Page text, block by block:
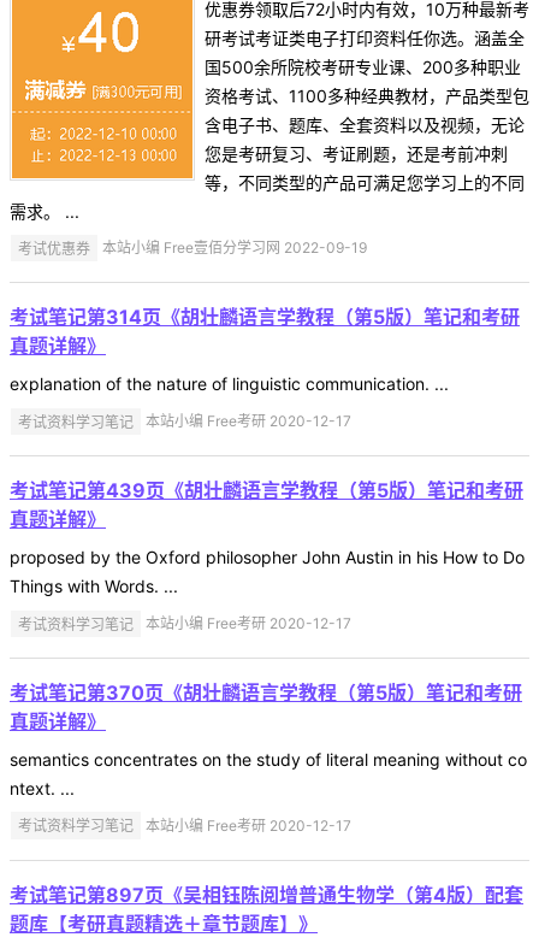
优惠券领取后72小时内有效，10万种最新考
研考试考证类电子打印资料任你选。涵盖全
国500余所院校考研专业课、200多种职业
资格考试、1100多种经典教材，产品类型包
含电子书、题库、全套资料以及视频，无论
您是考研复习、考证刷题，还是考前冲刺
等，不同类型的产品可满足您学习上的不同
需求。 ...
考试优惠券 本站小编 Free壹佰分学习网 2022-09-19
考试笔记第314页《胡壮麟语言学教程（第5版）笔记和考研
真题详解》
explanation of the nature of linguistic communication. ...
考试资料学习笔记 本站小编 Free考研 2020-12-17
考试笔记第439页《胡壮麟语言学教程（第5版）笔记和考研
真题详解》
proposed by the Oxford philosopher John Austin in his How to Do
Things with Words. ...
考试资料学习笔记 本站小编 Free考研 2020-12-17
考试笔记第370页《胡壮麟语言学教程（第5版）笔记和考研
真题详解》
semantics concentrates on the study of literal meaning without co
ntext. ...
考试资料学习笔记 本站小编 Free考研 2020-12-17
考试笔记第897页《吴相钰陈阅增普通生物学（第4版）配套
题库【考研真题精选＋章节题库】》